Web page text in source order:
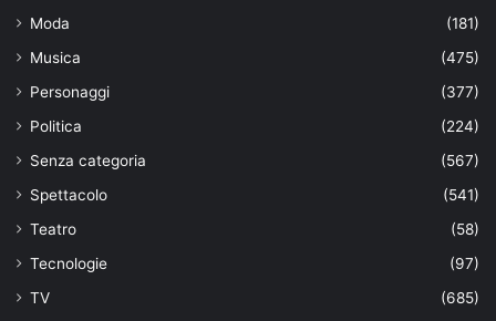
Moda
(181)
Musica
(475)
Personaggi
(377)
Politica
(224)
Senza categoria
(567)
Spettacolo
(541)
Teatro
(58)
Tecnologie
(97)
TV
(685)